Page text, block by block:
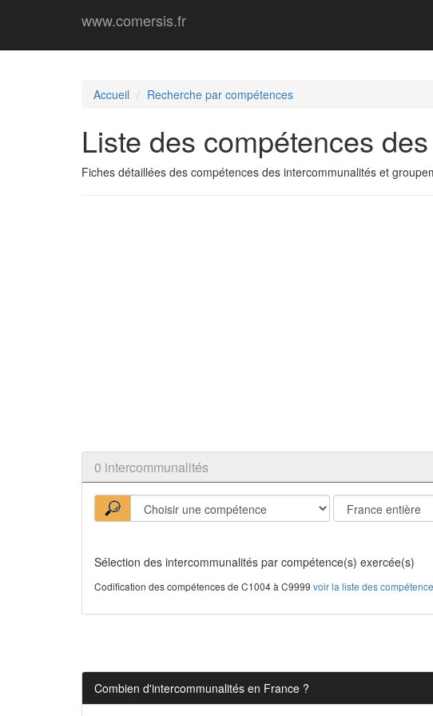
www.comersis.fr
Accueil Recherche par compétences
Liste des compétences
Fiches détaillées des compétences des intercommunalités et
0 intercommunalités
Sélection des intercommunalités par compétence(s) exercée(s)
Codification des compétences de C1004 à C9999 voir la liste des
Combien d'intercommunalités en France ?